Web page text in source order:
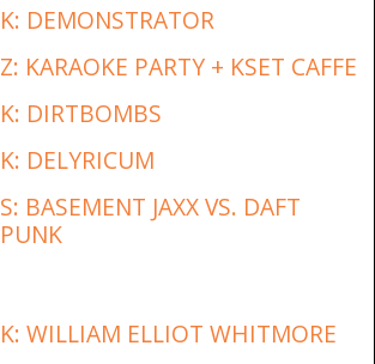
K: DEMONSTRATOR
Z: KARAOKE PARTY + KSET CAFFE
K: DIRTBOMBS
K: DELYRICUM
S: BASEMENT JAXX VS. DAFT
PUNK
K: WILLIAM ELLIOT WHITMORE